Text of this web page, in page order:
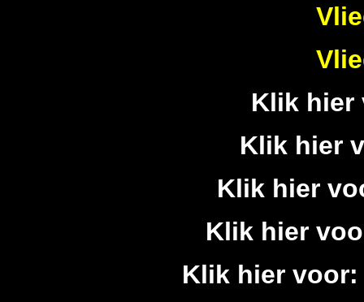
Klik hier
Klik hier
Klik hier
Klik hier
Klik hier